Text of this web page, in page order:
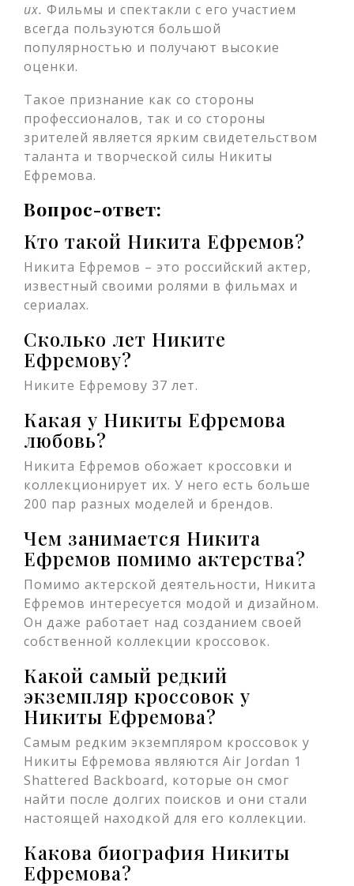
их. Фильмы и спектакли с его участием
всегда пользуются большой
популярностью и получают высокие
оценки.
Такое признание как со стороны
профессионалов, так и со стороны
зрителей является ярким свидетельством
таланта и творческой силы Никиты
Ефремова.
Вопрос-ответ:
Кто такой Никита Ефремов?
Никита Ефремов – это российский актер,
известный своими ролями в фильмах и
сериалах.
Сколько лет Никите
Ефремову?
Никите Ефремову 37 лет.
Какая у Никиты Ефремова
любовь?
Никита Ефремов обожает кроссовки и
коллекционирует их. У него есть больше
200 пар разных моделей и брендов.
Чем занимается Никита
Ефремов помимо актерства?
Помимо актерской деятельности, Никита
Ефремов интересуется модой и дизайном.
Он даже работает над созданием своей
собственной коллекции кроссовок.
Какой самый редкий
экземпляр кроссовок у
Никиты Ефремова?
Самым редким экземпляром кроссовок у
Никиты Ефремова являются Air Jordan 1
Shattered Backboard, которые он смог
найти после долгих поисков и они стали
настоящей находкой для его коллекции.
Какова биография Никиты
Ефремова?